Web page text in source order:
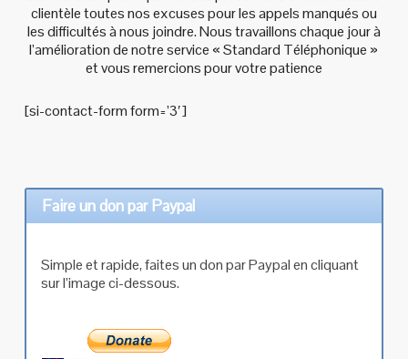
clientèle toutes nos excuses pour les appels manqués ou
les difficultés à nous joindre. Nous travaillons chaque jour à
l’amélioration de notre service « Standard Téléphonique »
et vous remercions pour votre patience
[si-contact-form form=’3′]
Faire un don par Paypal
Simple et rapide, faites un don par Paypal en cliquant
sur l’image ci-dessous.